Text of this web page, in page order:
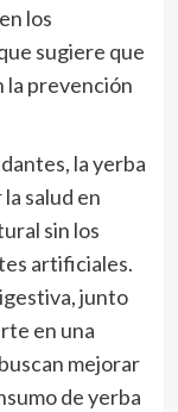
los
sugiere que
la prevención
la yerba
salud en
sin los
artificiales.
junto
en una
mejorar
de yerba